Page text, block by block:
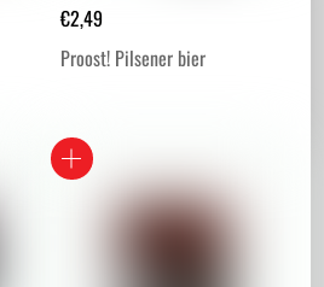
€2,49
Proost! Pilsener bier